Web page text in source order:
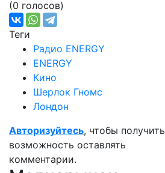
(0 голосов)
Теги
Радио ENERGY
ENERGY
Кино
Шерлок Гномс
Лондон
Авторизуйтесь, чтобы получить
возможность оставлять
комментарии.